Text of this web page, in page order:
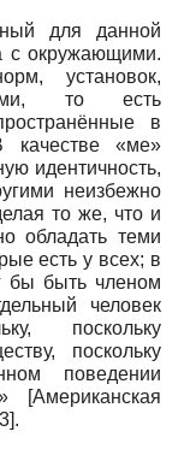
для данной
с окружающими.
установок,
то есть
в
качестве «ме»
идентичность,
неизбежно
то же, что и
обладать теми
есть у всех; в
бы быть членом
человек
поскольку
поскольку
поведении
[Американская
.